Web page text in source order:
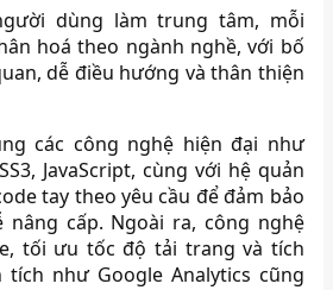
dùng làm trung tâm, mỗi
hoá theo ngành nghề, với bố
dễ điều hướng và thân thiện
các công nghệ hiện đại như
JavaScript, cùng với hệ quản
tay theo yêu cầu để đảm bảo
cấp. Ngoài ra, công nghệ
tối ưu tốc độ tải trang và tích
như Google Analytics cũng